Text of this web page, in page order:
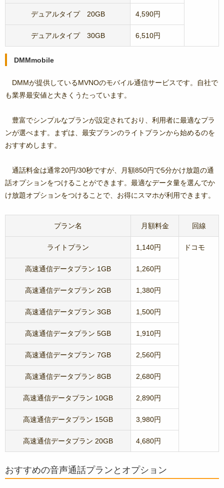
デュアルタイプ 20GB 4,590円
デュアルタイプ 30GB 6,510円
DMMmobile
DMMが提供しているMVNOのモバイル通信サービスです。自社で
も業界最安値と大きくうたっています。
豊富でシンプルなプランが設定されており、利用者に最適なプラ
ンが選べます。まずは、最安プランのライトプランから始めるのを
おすすめします。
通話料金は通常20円/30秒ですが、月額850円で5分かけ放題の通
話オプションをつけることができます。最適なデータ量を選んでか
け放題オプションをつけることで、お得にスマホが利用できます。
プラン名 月額料金 回線
ライトプラン 1,140円 ドコモ
高速通信データプラン 1GB 1,260円
高速通信データプラン 2GB 1,380円
高速通信データプラン 3GB 1,500円
高速通信データプラン 5GB 1,910円
高速通信データプラン 7GB 2,560円
高速通信データプラン 8GB 2,680円
高速通信データプラン 10GB 2,890円
高速通信データプラン 15GB 3,980円
高速通信データプラン 20GB 4,680円
おすすめの音声通話プランとオプション